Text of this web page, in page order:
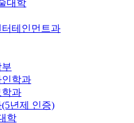
대학
테인먼트과
학과
학과
년제 인증)
학